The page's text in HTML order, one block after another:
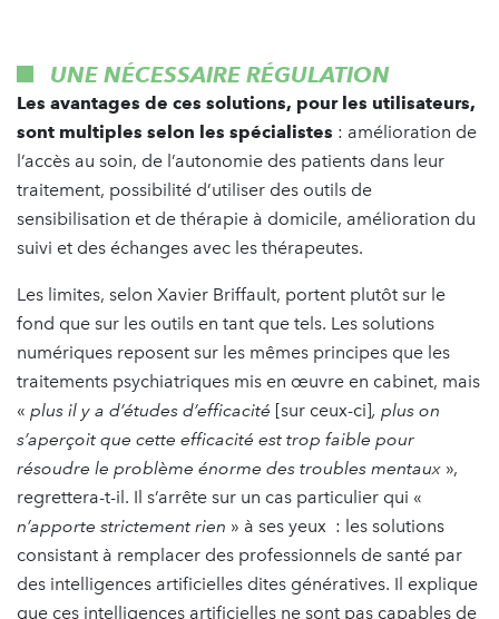
UNE NÉCESSAIRE RÉGULATION
Les avantages de ces solutions, pour les utilisateurs,
sont multiples selon les spécialistes : amélioration de
l’accès au soin, de l’autonomie des patients dans leur
traitement, possibilité d’utiliser des outils de
sensibilisation et de thérapie à domicile, amélioration du
suivi et des échanges avec les thérapeutes.
Les limites, selon Xavier Briffault, portent plutôt sur le
fond que sur les outils en tant que tels. Les solutions
numériques reposent sur les mêmes principes que les
traitements psychiatriques mis en œuvre en cabinet, mais
« plus il y a d’études d’efficacité [sur ceux-ci], plus on
s’aperçoit que cette efficacité est trop faible pour
résoudre le problème énorme des troubles mentaux »,
regrettera-t-il. Il s’arrête sur un cas particulier qui «
n’apporte strictement rien » à ses yeux : les solutions
consistant à remplacer des professionnels de santé par
des intelligences artificielles dites génératives. Il explique
que ces intelligences artificielles ne sont pas capables de